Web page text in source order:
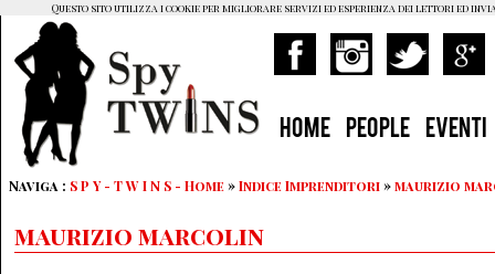
HOME PEOPLE EVENTI
Naviga : S P Y - T W I N S - Home »Indice Imprenditori »maurizio
maurizio marcolin
Questo sito utilizza i cookie per migliorare servizi ed esperienza dei lettori ed